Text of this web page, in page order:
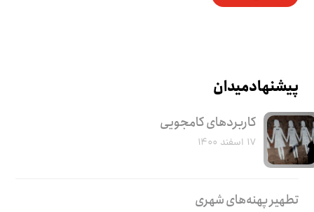
پیشنهاد میدان
کاربرد‌های کامجویی
۱۷ اسفند ۱۴۰۰
تطهیر پهنه‌های شهری